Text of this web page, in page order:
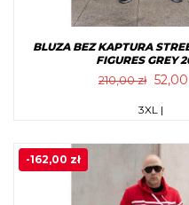
BLUZA BEZ KAPTURA
FIGURES GREY
210,00zł 52,00
Ten
ma
wiele
3XL |
-162,00 zł